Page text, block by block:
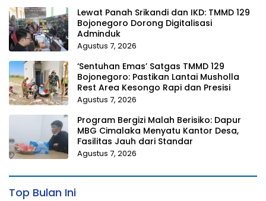
Lewat Panah Srikandi dan IKD: TMMD 129
Bojonegoro Dorong Digitalisasi
Adminduk
Agustus 7, 2026
‘Sentuhan Emas’ Satgas TMMD 129
Bojonegoro: Pastikan Lantai Musholla
Rest Area Kesongo Rapi dan Presisi
Agustus 7, 2026
Program Bergizi Malah Berisiko: Dapur
MBG Cimalaka Menyatu Kantor Desa,
Fasilitas Jauh dari Standar
Agustus 7, 2026
Top Bulan Ini